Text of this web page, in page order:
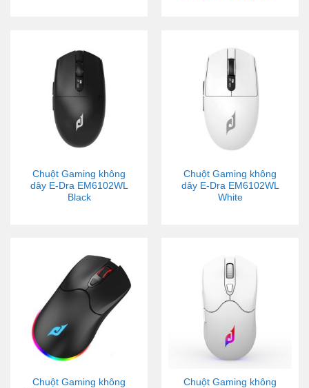
Chuột Gaming không
dây E-Dra EM6102WL
Black
Chuột Gaming không
dây E-Dra EM6102WL
White
Chuột Gaming không
Chuột Gaming không